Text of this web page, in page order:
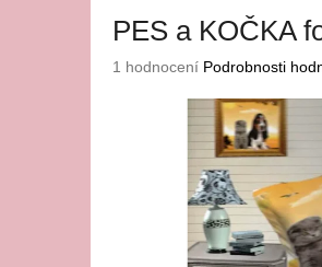
PES a KOČKA
Průměrné
1 hodnocení Podrobnosti